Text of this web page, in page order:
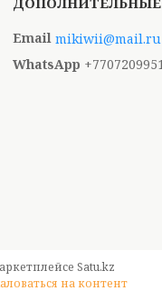
mikiwii@mail.ru
Satu.kz
на контент